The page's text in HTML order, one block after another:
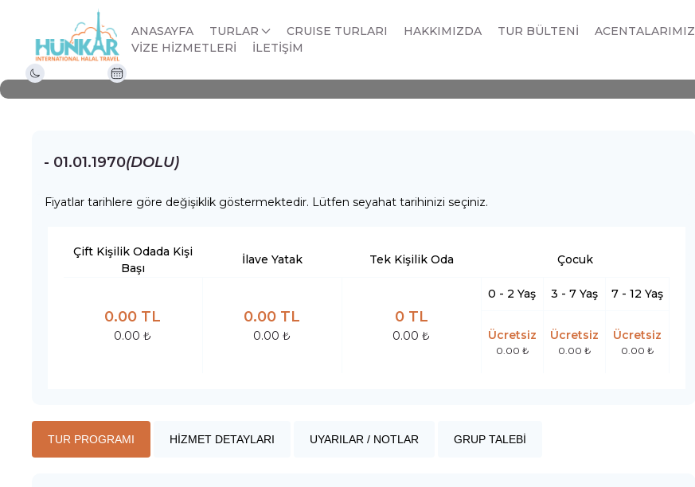
ANASAYFA TURLAR CRUISE TURLARI HAKKIMIZDA TUR BÜLTENİ
ACENTALARIMIZ
VİZE HİZMETLERİ
İLETİŞİM
BUDAPEŞTE VİYANA TURU 4 Gece 5 Gün
- 01.01.1970(DOLU)
Fiyatlar tarihlere göre değişiklik göstermektedir. Lütfen seyahat tarihinizi seçiniz.
Çift Kişilik Odada Kişi
Başı
0.00 TL
0.00 ₺
İlave Yatak
0.00 TL
0.00 ₺
Tek Kişilik Oda
0 TL
0.00 ₺
Çocuk
0 - 2 Yaş
Ücretsiz
0.00 ₺
3 - 7 Yaş
Ücretsiz
0.00 ₺
7 - 12 Yaş
Ücretsiz
0.00 ₺
TUR PROGRAMI HİZMET DETAYLARI UYARILAR / NOTLAR GRUP TALEBİ